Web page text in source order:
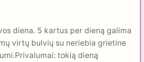
diena. 5 kartus per dieną galima
virtų bulvių su neriebia grietine
tokią dieną